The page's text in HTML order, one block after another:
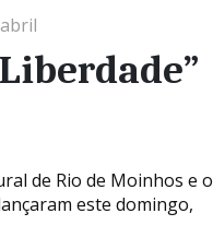
de Rio de Moinhos e o
este domingo,